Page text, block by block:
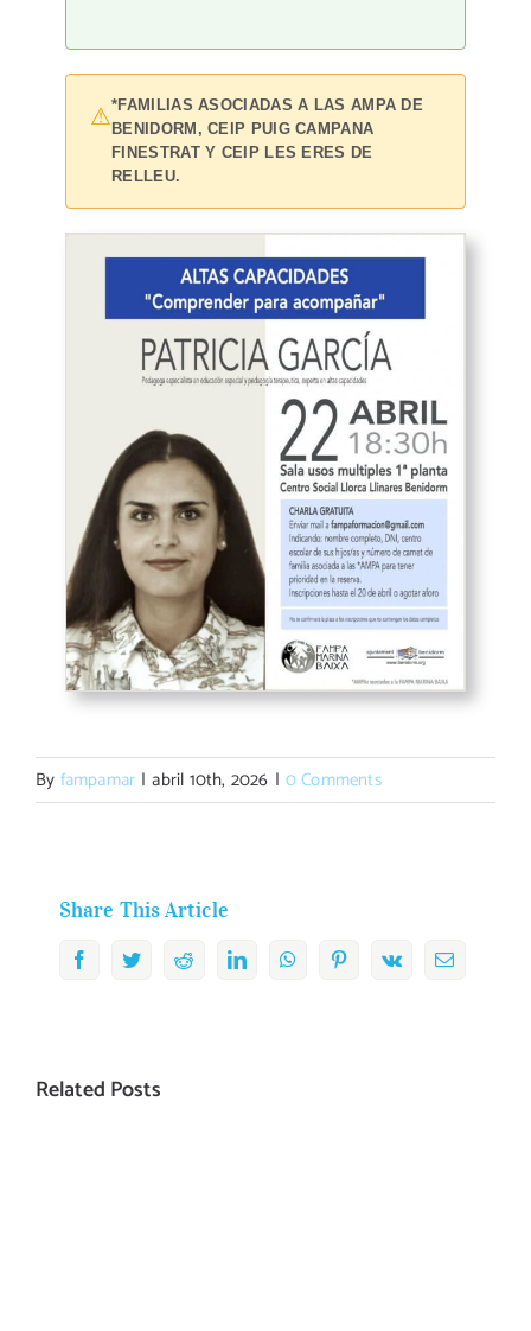
⚠*FAMILIAS ASOCIADAS A LAS AMPA DE
BENIDORM, CEIP PUIG CAMPANA
FINESTRAT Y CEIP LES ERES DE
RELLEU.
By fampamar | abril 10th, 2026 | 0 Comments
Share This Article
FacebookTwitterRedditLinkedInWhatsAppPinterestVk Email
Related Posts